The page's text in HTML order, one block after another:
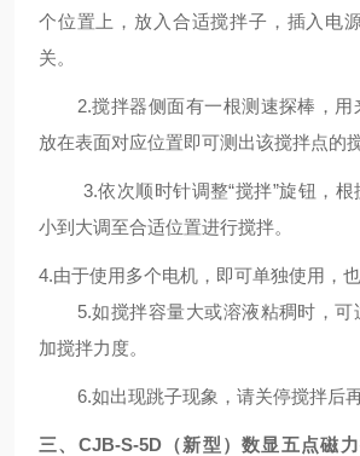
个位置上，放入合适搅拌子，插入电
关。
2.搅拌器侧面有一根测速探棒，
放在表面对应位置即可测出该搅拌点的
3.依次顺时针调整“搅拌”旋钮，
小到大调至合适位置进行搅拌。
4.由于使用多个电机，即可单独使用，也
5.如搅拌容量大或溶液粘稠时，
加搅拌力度。
6.如出现跳子现象，请关停搅拌后
三、 CJB-S-5D（新型 ）数显五点磁